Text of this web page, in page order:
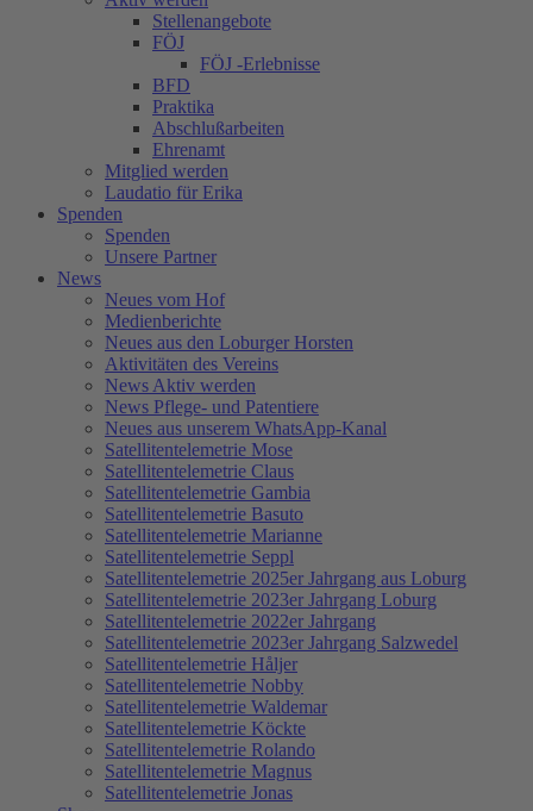
Stellenangebote
FÖJ
FÖJ -Erlebnisse
BFD
Praktika
Abschlußarbeiten
Ehrenamt
Mitglied werden
Laudatio für Erika
Spenden
Spenden
Unsere Partner
News
Neues vom Hof
Medienberichte
Neues aus den Loburger Horsten
Aktivitäten des Vereins
News Aktiv werden
News Pflege- und Patentiere
Neues aus unserem WhatsApp-Kanal
Satellitentelemetrie Mose
Satellitentelemetrie Claus
Satellitentelemetrie Gambia
Satellitentelemetrie Basuto
Satellitentelemetrie Marianne
Satellitentelemetrie Seppl
Satellitentelemetrie 2025er Jahrgang aus Loburg
Satellitentelemetrie 2023er Jahrgang Loburg
Satellitentelemetrie 2022er Jahrgang
Satellitentelemetrie 2023er Jahrgang Salzwedel
Satellitentelemetrie Håljer
Satellitentelemetrie Nobby
Satellitentelemetrie Waldemar
Satellitentelemetrie Köckte
Satellitentelemetrie Rolando
Satellitentelemetrie Magnus
Satellitentelemetrie Jonas